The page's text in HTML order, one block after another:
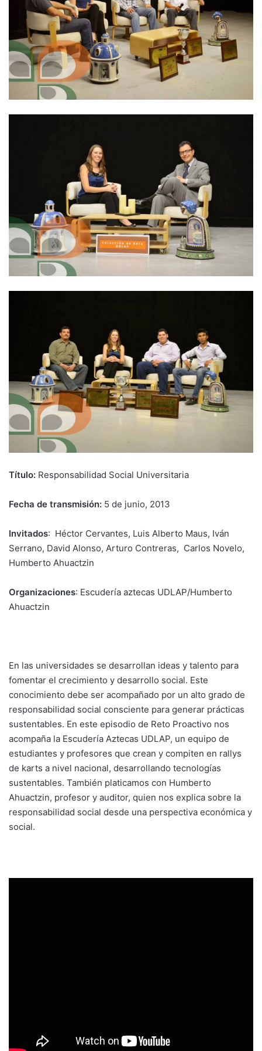
Título: Responsabilidad Social Universitaria
Fecha de transmisión: 5 de junio, 2013
Invitados: Héctor Cervantes, Luis Alberto Maus, Iván
Serrano, David Alonso, Arturo Contreras, Carlos Novelo,
Humberto Ahuactzin
Organizaciones: Escudería aztecas UDLAP/Humberto
Ahuactzin
En las universidades se desarrollan ideas y talento para
fomentar el crecimiento y desarrollo social. Este
conocimiento debe ser acompañado por un alto grado de
responsabilidad social consciente para generar prácticas
sustentables. En este episodio de Reto Proactivo nos
acompaña la Escudería Aztecas UDLAP, un equipo de
estudiantes y profesores que crean y compiten en rallys
de karts a nivel nacional, desarrollando tecnologías
sustentables. También platicamos con Humberto
Ahuactzin, profesor y auditor, quien nos explica sobre la
responsabilidad social desde una perspectiva económica y
social.